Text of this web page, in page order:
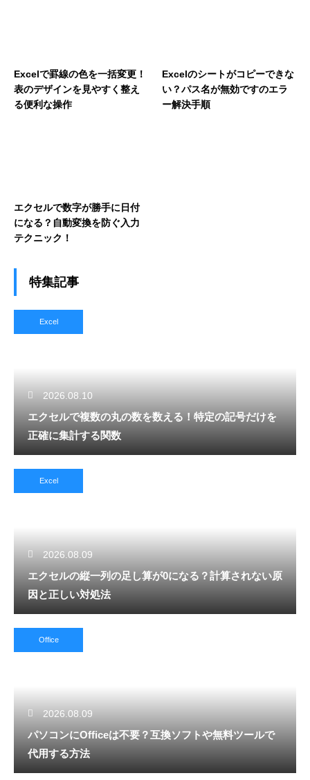
Excelで罫線の色を一括変更！
表のデザインを見やすく整え
る便利な操作
Excelのシートがコピーできな
い？パス名が無効ですのエラ
ー解決手順
エクセルで数字が勝手に日付
になる？自動変換を防ぐ入力
テクニック！
特集記事
Excel
2026.08.10
エクセルで複数の丸の数を数える！特定の記号だけを
正確に集計する関数
Excel
2026.08.09
エクセルの縦一列の足し算が0になる？計算されない原
因と正しい対処法
Office
2026.08.09
パソコンにOfficeは不要？互換ソフトや無料ツールで
代用する方法